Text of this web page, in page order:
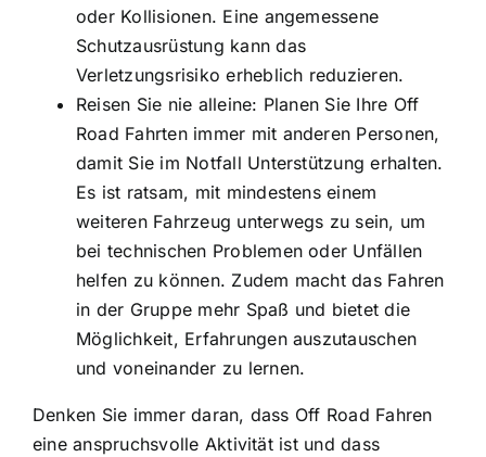
oder Kollisionen. Eine angemessene
Schutzausrüstung kann das
Verletzungsrisiko erheblich reduzieren.
Reisen Sie nie alleine: Planen Sie Ihre Off
Road Fahrten immer mit anderen Personen,
damit Sie im Notfall Unterstützung erhalten.
Es ist ratsam, mit mindestens einem
weiteren Fahrzeug unterwegs zu sein, um
bei technischen Problemen oder Unfällen
helfen zu können. Zudem macht das Fahren
in der Gruppe mehr Spaß und bietet die
Möglichkeit, Erfahrungen auszutauschen
und voneinander zu lernen.
Denken Sie immer daran, dass Off Road Fahren
eine anspruchsvolle Aktivität ist und dass